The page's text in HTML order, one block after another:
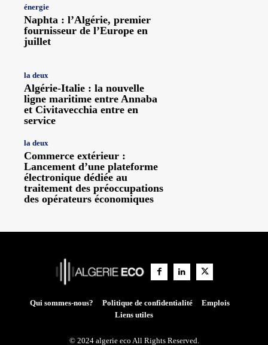
énergie
Naphta : l’Algérie, premier
fournisseur de l’Europe en
juillet
la deux
Algérie-Italie : la nouvelle
ligne maritime entre Annaba
et Civitavecchia entre en
service
la deux
Commerce extérieur :
Lancement d’une plateforme
électronique dédiée au
traitement des préoccupations
des opérateurs économiques
Qui sommes-nous? Politique de confidentialité
Emplois
Liens utiles
© 2024 algerie eco All Rights Reserved.